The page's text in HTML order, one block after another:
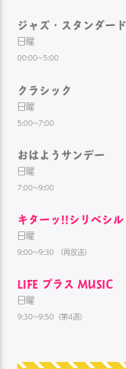
ジャズ・スタンダード
日曜
00:00~5:00
クラシック
日曜
5:00~7:00
おはようサンデー
日曜
7:00~9:00
キターッ!!シリベシル
日曜
9:00~9:30 （再放送）
LIFE プラス MUSIC
日曜
9:30~9:50（第4週）